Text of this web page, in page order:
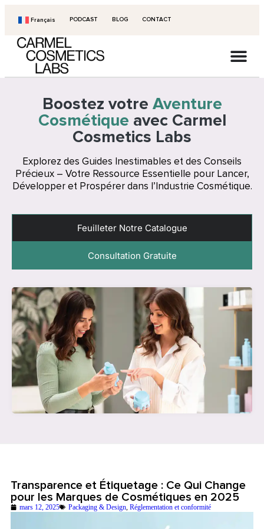
Français PODCAST BLOG CONTACT
Boostez votre Aventure
Cosmétique avec Carmel
Cosmetics Labs
Explorez des Guides Inestimables et des Conseils
Précieux – Votre Ressource Essentielle pour Lancer,
Développer et Prospérer dans l’Industrie Cosmétique.
Feuilleter Notre Catalogue
Consultation Gratuite
Transparence et Étiquetage : Ce Qui Change
pour les Marques de Cosmétiques en 2025
mars 12, 2025 Packaging & Design Réglementation et conformité